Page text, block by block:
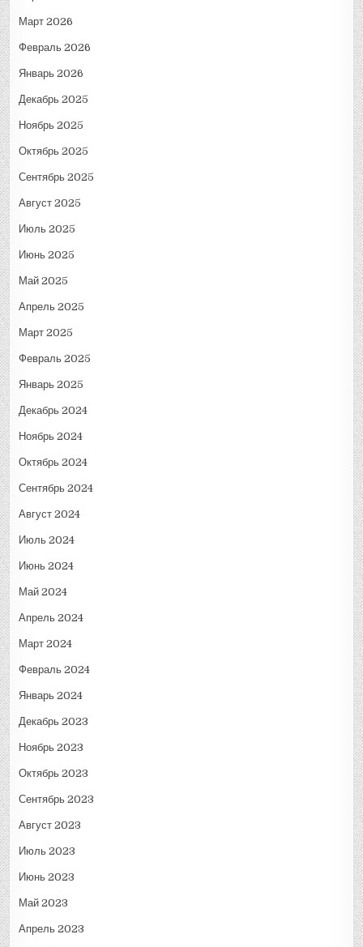
Март 2026
Февраль 2026
Январь 2026
Декабрь 2025
Ноябрь 2025
Октябрь 2025
Сентябрь 2025
Август 2025
Июль 2025
Июнь 2025
Май 2025
Апрель 2025
Март 2025
Февраль 2025
Январь 2025
Декабрь 2024
Ноябрь 2024
Октябрь 2024
Сентябрь 2024
Август 2024
Июль 2024
Июнь 2024
Май 2024
Апрель 2024
Март 2024
Февраль 2024
Январь 2024
Декабрь 2023
Ноябрь 2023
Октябрь 2023
Сентябрь 2023
Август 2023
Июль 2023
Июнь 2023
Май 2023
Апрель 2023